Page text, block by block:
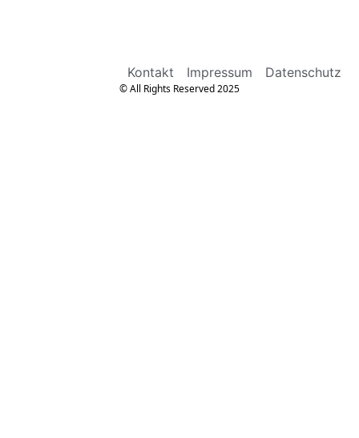
Kontakt Impressum Datenschutz
© All Rights Reserved 2025